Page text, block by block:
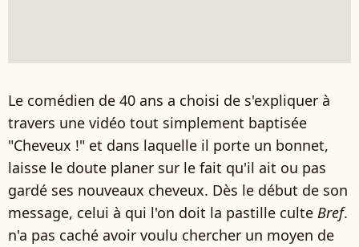
Le comédien de 40 ans a choisi de s'expliquer à
travers une vidéo tout simplement baptisée
"Cheveux !" et dans laquelle il porte un bonnet,
laisse le doute planer sur le fait qu'il ait ou pas
gardé ses nouveaux cheveux. Dès le début de son
message, celui à qui l'on doit la pastille culte Bref.
n'a pas caché avoir voulu chercher un moyen de